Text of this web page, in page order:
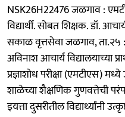
NSK26H22476 जळगाव :
विद्यार्थी. सोबत शिक्षक. डॉ.
सकाळ वृत्तसेवा जळगाव, ता.२५ :
अविनाश आचार्य विद्यालयाच्या
प्रज्ञाशोध परीक्षा (एमटीएस)
शाळेच्या शैक्षणिक गुणवत्तेची
इयत्ता दुसरीतील विद्यार्थ्यांनी